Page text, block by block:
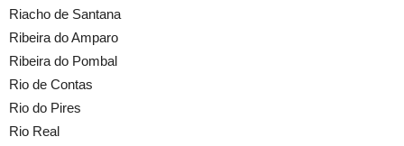
Riacho de Santana
Ribeira do Amparo
Ribeira do Pombal
Rio de Contas
Rio do Pires
Rio Real